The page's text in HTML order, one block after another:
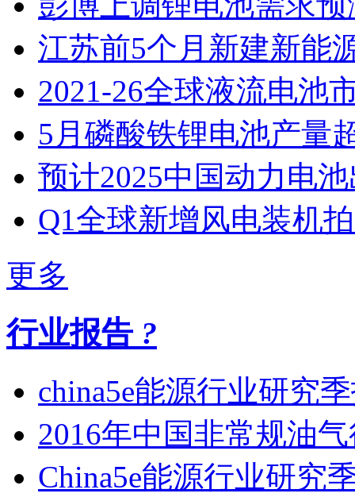
江苏​前5个月新建新能
2021-26全球液流电池
5月磷酸铁锂电池产量
预计2025中国动力电
Q1全球新增风电装机
更多
行业报告 ?
china5e能源行业研究
2016年中国非常规油
China5e能源行业研